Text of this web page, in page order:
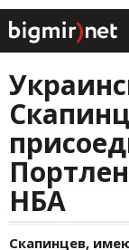
НБА
Скапинцев,